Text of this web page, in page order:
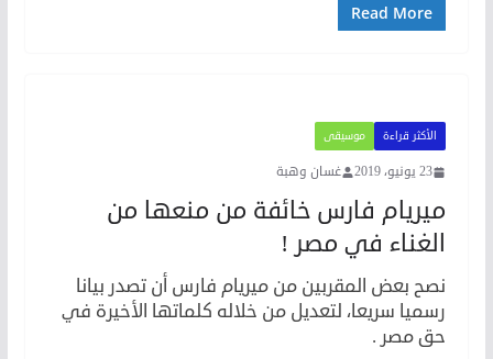
Read More
الأكثر قراءة موسيقى
23 يونيو، 2019 غسان وهبة
ميريام فارس خائفة من منعها من
الغناء في مصر !
نصح بعض المقربين من ميريام فارس أن تصدر بيانا
رسميا سريعا، لتعديل من خلاله كلماتها الأخيرة في
حق مصر .